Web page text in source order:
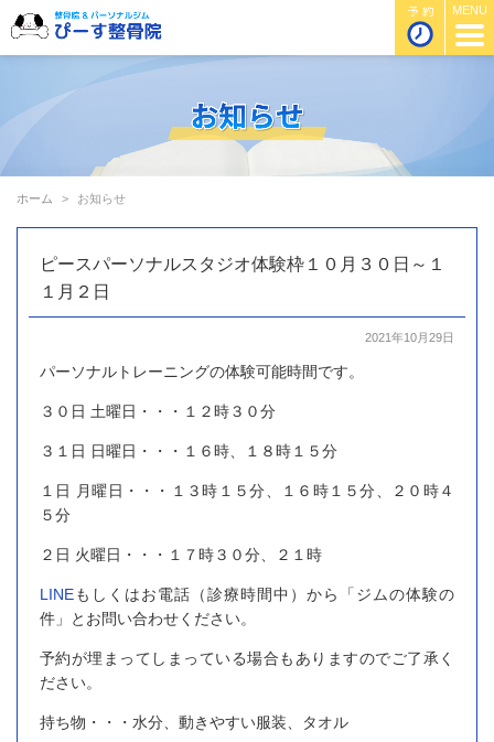
ホーム お知らせ
ピースパーソナルスタジオ体験枠１０月３０日～１
１月２日
2021年10月29日
パーソナルトレーニングの体験可能時間です。
３０日 土曜日・・・１２時３０分
３１日 日曜日・・・１６時、１８時１５分
１日 月曜日・・・１３時１５分、１６時１５分、２０時４
５分
２日 火曜日・・・１７時３０分、２１時
LINEもしくはお電話（診療時間中）から「ジムの体験の
件」とお問い合わせください。
予約が埋まってしまっている場合もありますのでご了承く
ださい。
持ち物・・・水分、動きやすい服装、タオル